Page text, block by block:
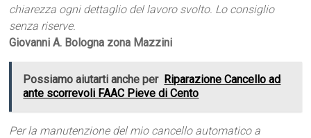
chiarezza ogni dettaglio del lavoro svolto. Lo consiglio
senza riserve.
Giovanni A. Bologna zona Mazzini
Possiamo aiutarti anche per Riparazione Cancello ad
ante scorrevoli FAAC Pieve di Cento
Per la manutenzione del mio cancello automatico a